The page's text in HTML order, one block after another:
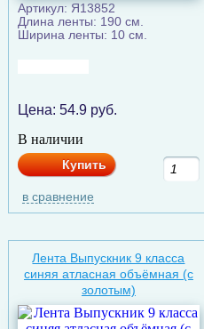
Артикул: Я13852
Длина ленты: 190 см.
Ширина ленты: 10 см.
Цена: 54.9руб.
В наличии
Купить
в сравнение
Лента Выпускник 9 класса
синяя атласная объёмная (с
золотым)